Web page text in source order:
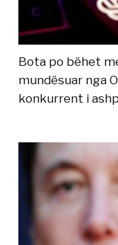
Bota po bëhet
mundësuar nga
konkurrent i